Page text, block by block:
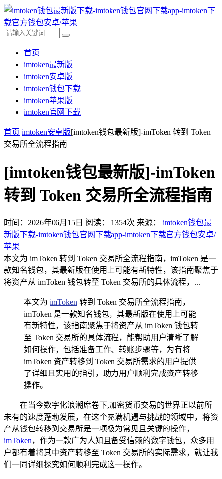
首页
imtoken最新版
imtoken安卓版
imtoken钱包下载
imtoken苹果版
imtoken官网下载
首页 imtoken安卓版[imtoken钱包最新版]-imToken 转到 Token
交易所全流程指南
[imtoken钱包最新版]-imToken
转到 Token 交易所全流程指南
时间：2026年06月15日 阅读： 1354次 来源： imtoken钱包最
新版下载-imtoken钱包官网下载app-imtoken下载官方钱包安卓/
苹果
本文为 imToken 转到 Token 交易所全流程指南，imToken 是一
款知名钱包，其最新版在使用上可能有新特性，该指南聚焦于
将资产从 imToken 钱包转至 Token 交易所的具体流程，...
本文为 imToken 转到 Token 交易所全流程指南，
imToken 是一款知名钱包，其最新版在使用上可能
有新特性，该指南聚焦于将资产从 imToken 钱包转
至 Token 交易所的具体流程，能帮助用户清晰了解
如何操作，包括准备工作、转账步骤等，为有将
imToken 资产转移到 Token 交易所需求的用户提供
了详细且实用的指引，助力用户顺利完成资产转移
操作。
在当今数字化浪潮席卷下,加密货币交易的世界正以前所
未有的速度蓬勃发展，在这个充满机遇与挑战的领域中，将资
产从钱包转移到交易所是一项极为常见且关键的操作，
imToken，作为一款广为人知且备受信赖的数字钱包，众多用
户都有着将其中资产转移至 Token 交易所的实际需求，就让我
们一同详细探究如何顺利完成这一操作。